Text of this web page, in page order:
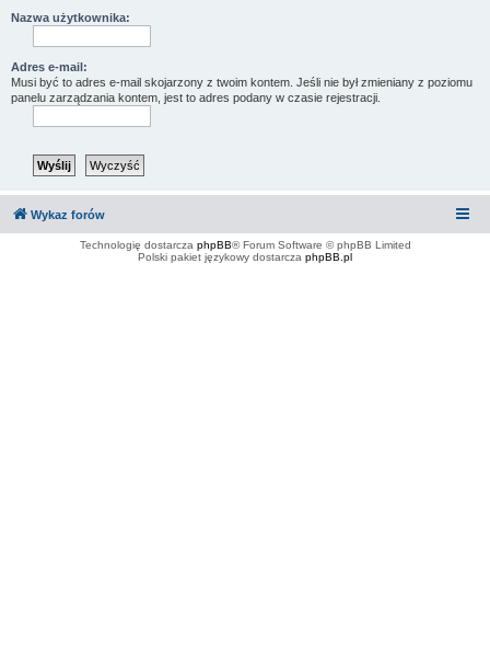
Nazwa użytkownika:
Adres e-mail:
Musi być to adres e-mail skojarzony z twoim kontem. Jeśli nie był zmieniany z poziomu
panelu zarządzania kontem, jest to adres podany w czasie rejestracji.
Wykaz forów
Technologię dostarcza phpBB® Forum Software © phpBB Limited
Polski pakiet językowy dostarcza phpBB.pl